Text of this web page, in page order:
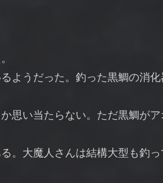
ようだった。釣った黒鯛の消化
思い当たらない。ただ黒鯛がア
。大魔人さんは結構大型も釣っ